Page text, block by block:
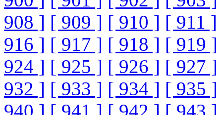
908 ] [ 909 ] [ 910 ] [ 911 ]
916 ] [ 917 ] [ 918 ] [ 919 ]
924 ] [ 925 ] [ 926 ] [ 927 ]
932 ] [ 933 ] [ 934 ] [ 935 ]